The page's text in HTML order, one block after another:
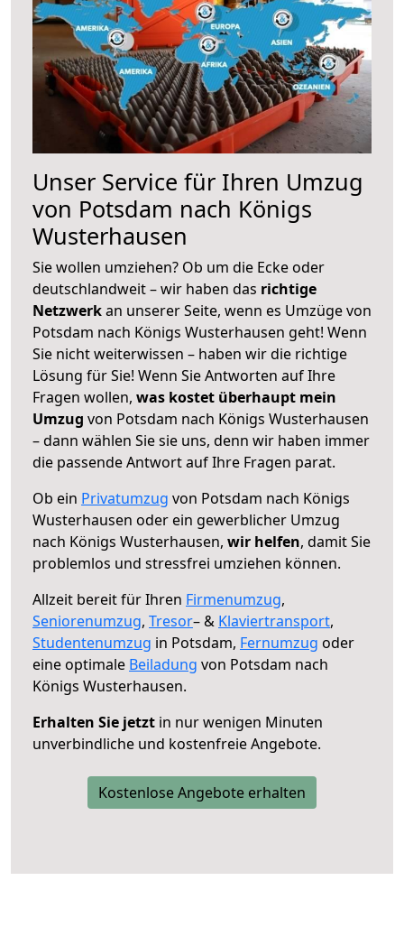
Unser Service für Ihren Umzug
von Potsdam nach Königs
Wusterhausen
Sie wollen umziehen? Ob um die Ecke oder
deutschlandweit – wir haben das richtige
Netzwerkan unserer Seite, wenn es Umzüge von
Potsdam nach Königs Wusterhausen geht! Wenn
Sie nicht weiterwissen – haben wir die richtige
Lösung für Sie! Wenn Sie Antworten auf Ihre
Fragen wollen, was kostet überhaupt mein
Umzug von Potsdam nach Königs Wusterhausen
– dann wählen Sie sie uns, denn wir haben immer
die passende Antwort auf Ihre Fragen parat.
Ob ein Privatumzug von Potsdam nach Königs
Wusterhausen oder ein gewerblicher Umzug
nach Königs Wusterhausen, wir helfen, damit Sie
problemlos und stressfrei umziehen können.
Allzeit bereit für Ihren Firmenumzug,
Seniorenumzug, Tresor– & Klaviertransport,
Studentenumzug in Potsdam, Fernumzug oder
eine optimale Beiladung von Potsdam nach
Königs Wusterhausen.
Erhalten Sie jetzt in nur wenigen Minuten
unverbindliche und kostenfreie Angebote.
Kostenlose Angebote erhalten